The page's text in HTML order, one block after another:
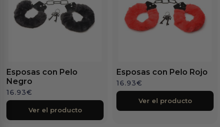
Esposas con Pelo
Negro
16.93€
Ver el producto
Esposas con Pelo Rojo
16.93€
Ver el producto